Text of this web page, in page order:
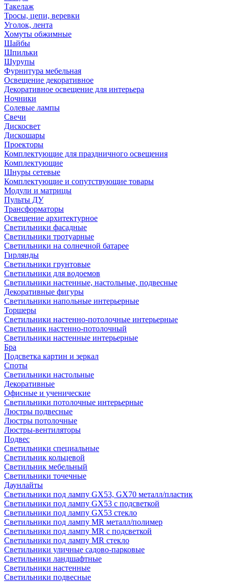
Такелаж
Тросы, цепи, веревки
Уголок, лента
Хомуты обжимные
Шайбы
Шпильки
Шурупы
Фурнитура мебельная
Освещение декоративное
Декоративное освещение для интерьера
Ночники
Солевые лампы
Свечи
Дискосвет
Дискошары
Проекторы
Комплектующие для праздничного освещения
Комплектующие
Шнуры сетевые
Комплектующие и сопутствующие товары
Модули и матрицы
Пульты ДУ
Трансформаторы
Освещение архитектурное
Светильники фасадные
Светильники тротуарные
Светильники на солнечной батарее
Гирлянды
Светильники грунтовые
Светильники для водоемов
Светильники настенные, настольные, подвесные
Декоративные фигуры
Светильники напольные интерьерные
Торшеры
Светильники настенно-потолочные интерьерные
Светильник настенно-потолочный
Светильники настенные интерьерные
Бра
Подсветка картин и зеркал
Споты
Светильники настольные
Декоративные
Офисные и ученические
Светильники потолочные интерьерные
Люстры подвесные
Люстры потолочные
Люстры-вентиляторы
Подвес
Светильники специальные
Светильник кольцевой
Светильник мебельный
Светильники точечные
Даунлайты
Светильники под лампу GX53, GX70 металл/пластик
Светильники под лампу GX53 с подсветкой
Светильники под лампу GX53 стекло
Светильники под лампу MR металл/полимер
Светильники под лампу MR с подсветкой
Светильники под лампу MR стекло
Светильники уличные садово-парковые
Светильники ландшафтные
Светильники настенные
Светильники подвесные